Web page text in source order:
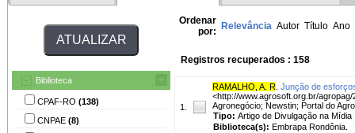
Biblioteca
CPAF-RO (138)
CNPAE (8)
Ordenar
por: Relevância Autor Título Ano
Registros recuperados : 158
1.
RAMALHO, A. R Junção de
<http://www.agrosoft.org.br/
Agronegócio; Newstin; Portal do
Tipo: Artigo de Divulgação na Mídia
Biblioteca(s): Embrapa Rondônia.